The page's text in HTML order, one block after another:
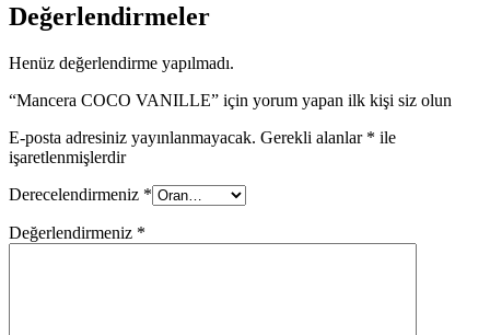
Değerlendirmeler
Henüz değerlendirme yapılmadı.
“Mancera COCO VANILLE” için yorum yapan ilk kişi siz olun
E-posta adresiniz yayınlanmayacak. Gerekli alanlar * ile
işaretlenmişlerdir
Derecelendirmeniz *
Değerlendirmeniz *